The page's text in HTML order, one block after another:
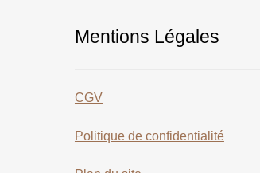
Mentions Légales
CGV
Politique de confidentialité